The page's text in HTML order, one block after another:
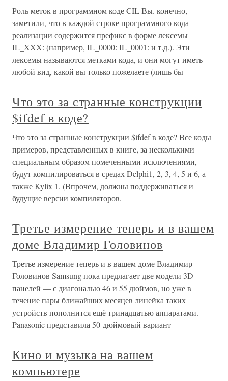
Роль меток в программном коде CIL Вы. конечно,
заметили, что в каждой строке программного кода
реализации содержится префикс в форме лексемы
IL_XXX: (например, IL_0000: IL_0001: и т.д.). Эти
лексемы называются метками кода, и они могут иметь
любой вид, какой вы только пожелаете (лишь бы
Что это за странные конструкции
$ifdef в коде?
Что это за странные конструкции $ifdef в коде? Все коды
примеров, представленных в книге, за несколькими
специальным образом помеченными исключениями,
будут компилироваться в средах Delphi1, 2, 3, 4, 5 и 6, а
также Kylix 1. (Впрочем, должны поддерживаться и
будущие версии компиляторов.
Третье измерение теперь и в вашем
доме Владимир Головинов
Третье измерение теперь и в вашем доме Владимир
Головинов Samsung пока предлагает две модели 3D-
панелей — с диагональю 46 и 55 дюймов, но уже в
течение пары ближайших месяцев линейка таких
устройств пополнится ещё тринадцатью аппаратами.
Panasonic представила 50-дюймовый вариант
Кино и музыка на вашем
компьютере